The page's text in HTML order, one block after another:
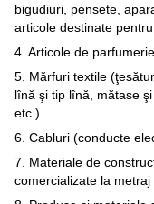
bigudiuri, pensete,
articole destinate
4. Articole de
5. Mărfuri textile
lînă şi tip lînă, mătase
etc.).
6. Cabluri (conducte
7. Materiale de
comercializate la